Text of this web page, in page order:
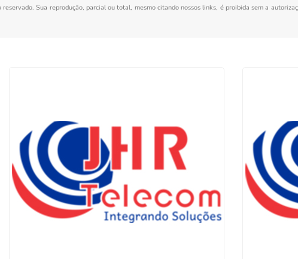
Sua reprodução, parcial ou total, mesmo citando nossos links, é proibida sem a